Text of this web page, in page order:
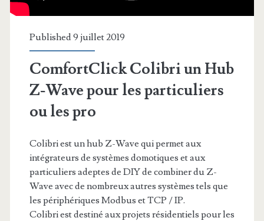
Published 9 juillet 2019
ComfortClick Colibri un Hub
Z-Wave pour les particuliers
ou les pro
Colibri est un hub Z-Wave qui permet aux
intégrateurs de systèmes domotiques et aux
particuliers adeptes de DIY de combiner du Z-
Wave avec de nombreux autres systèmes tels que
les périphériques Modbus et TCP / IP.
Colibri est destiné aux projets résidentiels pour les